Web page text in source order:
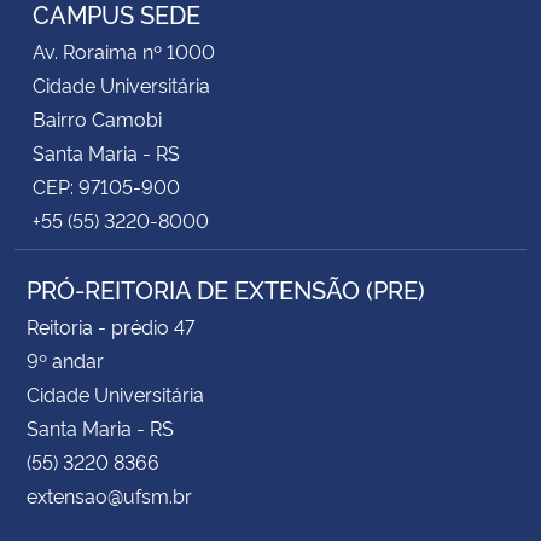
Secretaria-Geral
Secretaria de Governo
Gabinete de Segurança Institucional
Advocacia-Geral da União
Planalto
CAMPUS SEDE
Av. Roraima nº 1000
Cidade Universitária
Bairro Camobi
Santa Maria - RS
CEP: 97105-900
+55 (55) 3220-8000
PRÓ-REITORIA DE EXTENSÃO (PRE)
Reitoria - prédio 47
9º andar
Cidade Universitária
Santa Maria - RS
(55) 3220 8366
extensao@ufsm.br